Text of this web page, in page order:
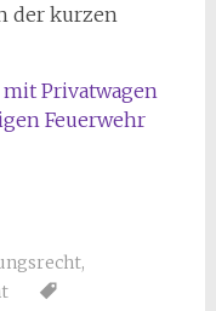
der kurzen
Privatwagen
Feuerwehr
,